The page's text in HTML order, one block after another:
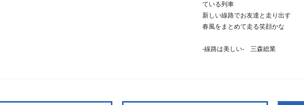
ている列車
新しい線路でお友達と走り出す
春風をまとめて走る笑顔かな
-線路は美しい- 三森総業